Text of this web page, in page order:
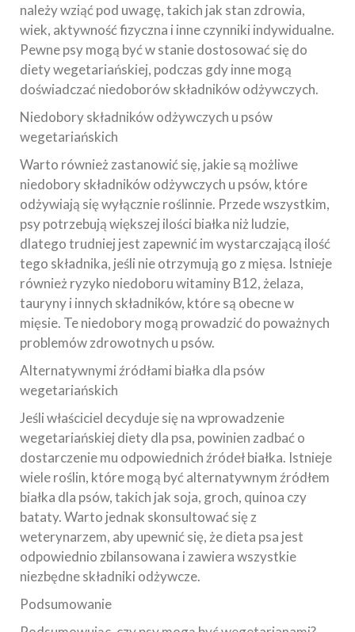
należy wziąć pod uwagę, takich jak stan zdrowia,
wiek, aktywność fizyczna i inne czynniki indywidualne.
Pewne psy mogą być w stanie dostosować się do
diety wegetariańskiej, podczas gdy inne mogą
doświadczać niedoborów składników odżywczych.
Niedobory składników odżywczych u psów
wegetariańskich
Warto również zastanowić się, jakie są możliwe
niedobory składników odżywczych u psów, które
odżywiają się wyłącznie roślinnie. Przede wszystkim,
psy potrzebują większej ilości białka niż ludzie,
dlatego trudniej jest zapewnić im wystarczającą ilość
tego składnika, jeśli nie otrzymują go z mięsa. Istnieje
również ryzyko niedoboru witaminy B12, żelaza,
tauryny i innych składników, które są obecne w
mięsie. Te niedobory mogą prowadzić do poważnych
problemów zdrowotnych u psów.
Alternatywnymi źródłami białka dla psów
wegetariańskich
Jeśli właściciel decyduje się na wprowadzenie
wegetariańskiej diety dla psa, powinien zadbać o
dostarczenie mu odpowiednich źródeł białka. Istnieje
wiele roślin, które mogą być alternatywnym źródłem
białka dla psów, takich jak soja, groch, quinoa czy
bataty. Warto jednak skonsultować się z
weterynarzem, aby upewnić się, że dieta psa jest
odpowiednio zbilansowana i zawiera wszystkie
niezbędne składniki odżywcze.
Podsumowanie